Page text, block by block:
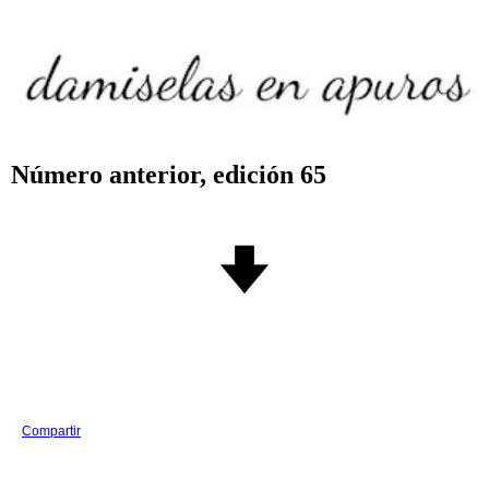
Número anterior, edición 65
Compartir